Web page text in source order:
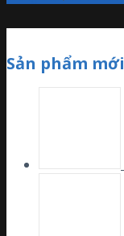
Sản phẩm mới